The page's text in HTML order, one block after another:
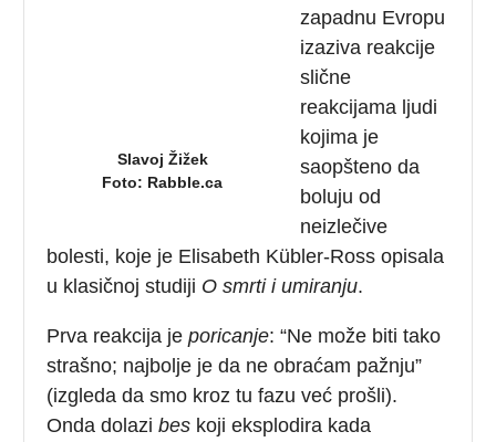
Slavoj Žižek
Foto: Rabble.ca
zapadnu Evropu
izaziva reakcije
slične
reakcijama ljudi
kojima je
saopšteno da
boluju od
neizlečive
bolesti, koje je Elisabeth Kübler-Ross opisala
u klasičnoj studiji O smrti i umiranju.
Prva reakcija jeporicanje: “Ne može biti tako
strašno; najbolje je da ne obraćam pažnju”
(izgleda da smo kroz tu fazu već prošli).
Onda dolazibes koji eksplodira kada